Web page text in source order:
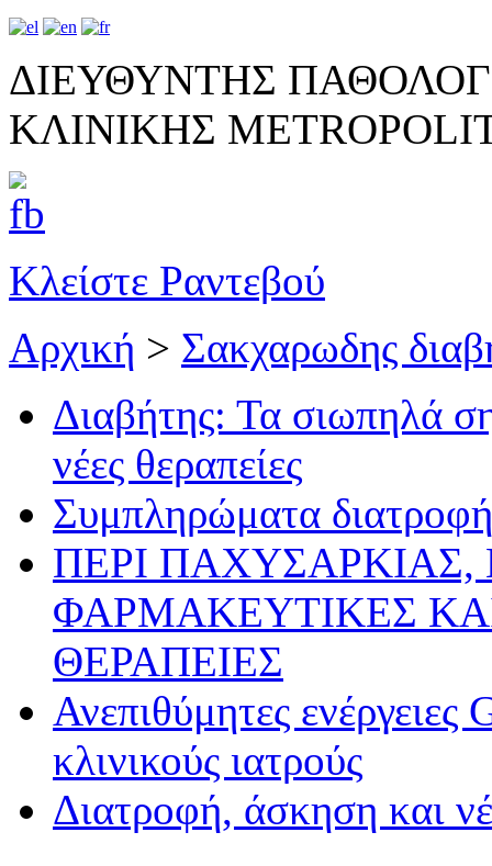
ΔΙΕΥΘΥΝΤΗΣ
ΚΛΙΝΙΚΗΣ
Κλείστε Ραντεβού
Αρχική > Σακχαρωδης
Διαβήτης: Τα σιωπηλά
νέες θεραπείες
Συμπληρώματα
ΠΕΡΙ
ΦΑΡΜΑΚΕΥΤΙΚΕΣ
ΘΕΡΑΠΕΙΕΣ
Ανεπιθύμητες
κλινικούς ιατρούς
Διατροφή, άσκηση και